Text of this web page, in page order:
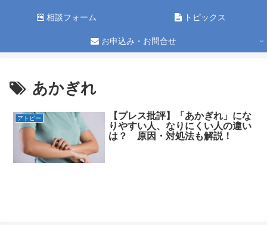
相談フォーム
トピックス
お申込み・お問合せ
あかぎれ
アトピー 【プレス批評】「あかぎれ」にな
りやすい人、なりにくい人の違い
は？ 原因・対処法も解説！